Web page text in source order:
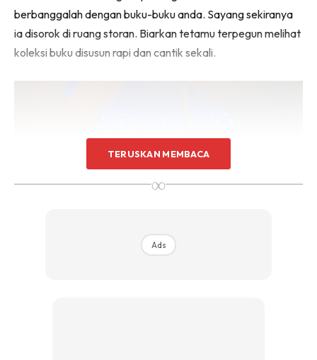
Sentuhan Midas penuh kemewahan dan elegant
untuk kediaman anda.
Rahsia dari IMPIANA, download sekarang di
berbanggalah dengan buku-buku anda. Sayang sekiranya
ia disorok di ruang storan. Biarkan tetamu terpegun melihat
koleksi buku disusun rapi dan cantik sekali.
TERUSKAN MEMBACA
∞
Ads